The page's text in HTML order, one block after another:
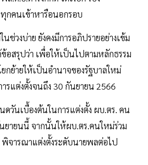
กคนเข้าหารือนอกรอบ
นช่วงบ่าย ยังคงมีการอภิปรายอย่างเข้ม
อสรุปว่า เพื่อให้เป็นไปตามหลักธรรม
กย้ายให้เป็นอำนาจของรัฐบาลใหม่
ารแต่งตั้งจนถึง 30 กันยายน 2566
ดวันเบื้องต้นในการแต่งตั้ง ผบ.ตร. คน
ยายนนี้ จากนั้นให้ผบ.ตร.คนใหม่ร่วม
พิจารณาแต่งตั้งระดับนายพลต่อไป